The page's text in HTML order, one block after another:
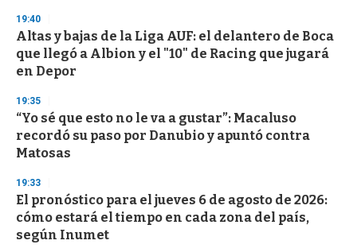
s
e
c
o
n
19:40
Altas y bajas de la Liga AUF: el delantero de Boca
que llegó a Albion y el "10" de Racing que jugará
en Depor
19:35
“Yo sé que esto no le va a gustar”: Macaluso
recordó su paso por Danubio y apuntó contra
Matosas
19:33
El pronóstico para el jueves 6 de agosto de 2026:
cómo estará el tiempo en cada zona del país,
según Inumet